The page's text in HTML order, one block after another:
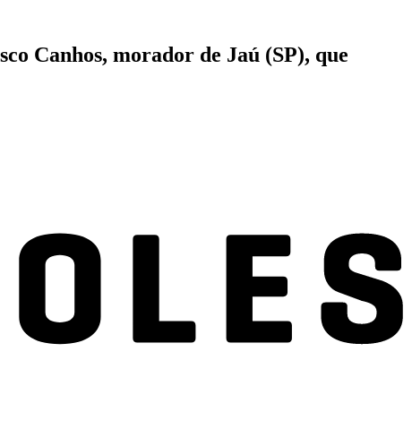
Canhos, morador de Jaú (SP), que